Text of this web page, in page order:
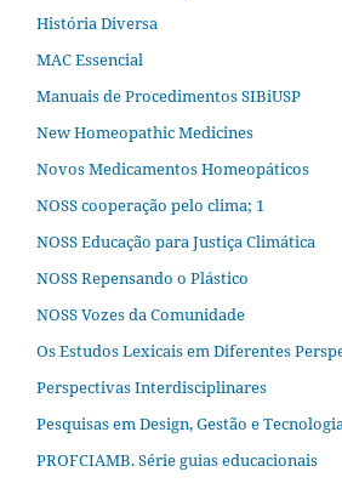
História Diversa
MAC Essencial
Manuais de Procedimentos SIBiUSP
New Homeopathic Medicines
Novos Medicamentos Homeopáticos
NOSS cooperação pelo clima; 1
NOSS Educação para Justiça Climática
NOSS Repensando o Plástico
NOSS Vozes da Comunidade
Os Estudos Lexicais em Diferentes
Perspectivas Interdisciplinares
Pesquisas em Design, Gestão e
PROFCIAMB. Série guias educacionais